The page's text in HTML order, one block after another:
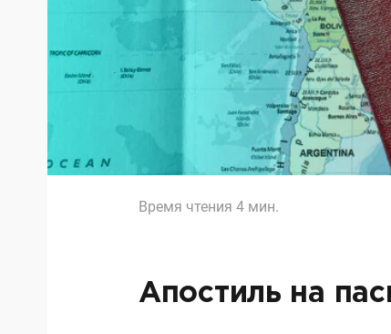
Время чтения 4 мин.
Апостиль на